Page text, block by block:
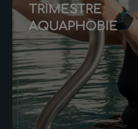
TRIMESTRE
AQUAPHOBIE